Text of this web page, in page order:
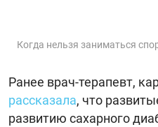
Когда нельзя заниматься
Ранее врач-терапевт,
рассказала, что
развитию сахарного